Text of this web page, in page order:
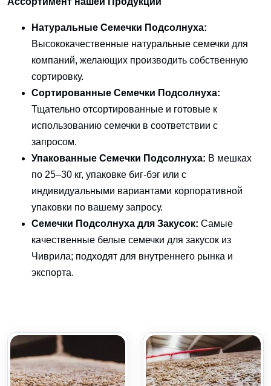
Натуральные Семечки Подсолнуха:
Высококачественные натуральные семечки для
компаний, желающих производить собственную
сортировку.
Сортированные Семечки Подсолнуха:
Тщательно отсортированные и готовые к
использованию семечки в соответствии с
запросом.
Упакованные Семечки Подсолнуха: В мешках
по 25–30 кг, упаковке биг-бэг или с
индивидуальными вариантами корпоративной
упаковки по вашему запросу.
Семечки Подсолнуха для Закусок: Самые
качественные белые семечки для закусок из
Чиврила; подходят для внутреннего рынка и
экспорта.